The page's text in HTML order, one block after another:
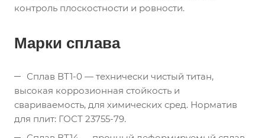
контроль плоскостности и ровности.
Марки сплава
Сплав ВТ1-0 — технически чистый титан,
высокая коррозионная стойкость и
свариваемость, для химических сред. Норматив
для плит: ГОСТ 23755-79.